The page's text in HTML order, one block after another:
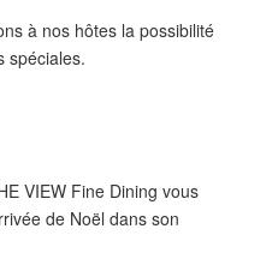
à nos hôtes la possibilité
spéciales.
VIEW Fine Dining vous
de Noël dans son